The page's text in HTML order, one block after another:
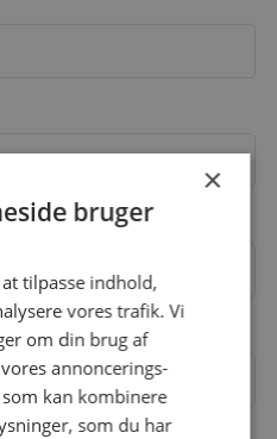
×
bruger
tilpasse indhold,
vores trafik. Vi
om din brug af
annoncerings-
kan kombinere
som du har